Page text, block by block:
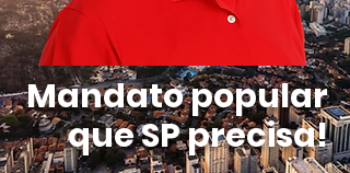
Mandato popular
que SP precisa!